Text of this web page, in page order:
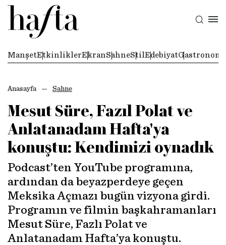
ManşetEtkinliklerEkranSahneStil EdebiyatGastronomi
Anasayfa Sahne
Mesut Süre, Fazıl Polat ve
Anlatanadam Hafta'ya
konuştu: Kendimizi oynadık
Podcast’ten YouTube programına,
ardından da beyazperdeye geçen
Meksika Açmazı bugün vizyona girdi.
Programın ve filmin başkahramanları
Mesut Süre, Fazlı Polat ve
Anlatanadam Hafta’ya konuştu.